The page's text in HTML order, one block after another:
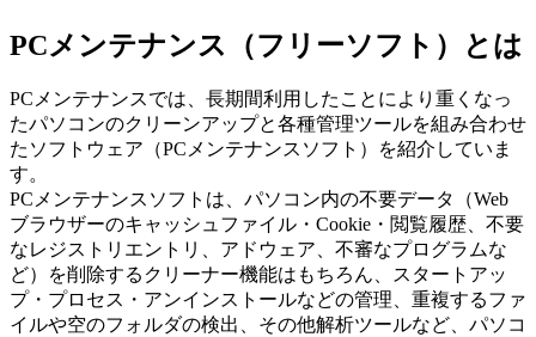
PCメンテナンス（フリーソフト）とは
PCメンテナンスでは、長期間利用したことにより重くなっ
たパソコンのクリーンアップと各種管理ツールを組み合わせ
たソフトウェア（PCメンテナンスソフト）を紹介していま
す。
PCメンテナンスソフトは、パソコン内の不要データ（Web
ブラウザーのキャッシュファイル・Cookie・閲覧履歴、不要
なレジストリエントリ、アドウェア、不審なプログラムな
ど）を削除するクリーナー機能はもちろん、スタートアッ
プ・プロセス・アンインストールなどの管理、重複するファ
イルや空のフォルダの検出、その他解析ツールなど、パソコ